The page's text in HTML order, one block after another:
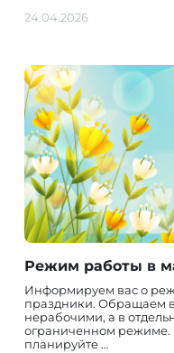
24.04.2026
Режим работы в
Информируем вас о
праздники. Обращаем
нерабочими, а в
ограниченном режиме.
планируйте …